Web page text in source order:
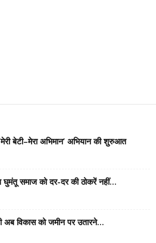
बेटी–मेरा अभिमान’ अभियान की शुरुआत
घुमंतू समाज को दर-दर की ठोकरें नहीं...
अब विकास को जमीन पर उतारने...